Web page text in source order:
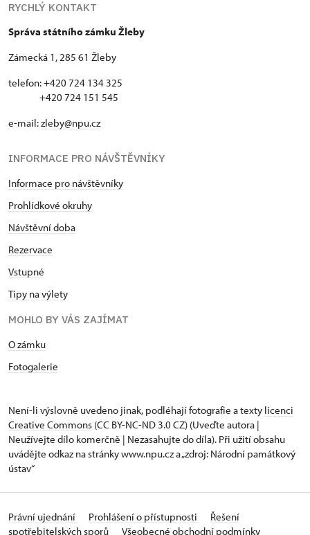
RYCHLÝ KONTAKT
Správa státního zámku Žleby
Zámecká 1, 285 61 Žleby
telefon: +420 724 134 325
+420 724 151 545
e-mail:zleby@npu.cz
INFORMACE PRO NÁVŠTĚVNÍKY
Informace pro návštěvníky
Prohlídkové okruhy
Návštěvní doba
Rezervace
Vstupné
Tipy na výlety
MOHLO BY VÁS ZAJÍMAT
O zámku
Fotogalerie
Není-li výslovně uvedeno jinak, podléhají fotografie a texty licenci
Creative Commons (CC BY-NC-ND 3.0 CZ) (Uveďte autora |
Neužívejte dílo komerčně | Nezasahujte do díla). Při užití obsahu
uvádějte odkaz na stránky www.npu.cz a „zdroj: Národní památkový
ústav“
Právní ujednání Prohlášení o přístupnosti
Řešení
spotřebitelských sporů
Všeobecné obchodní podmínky